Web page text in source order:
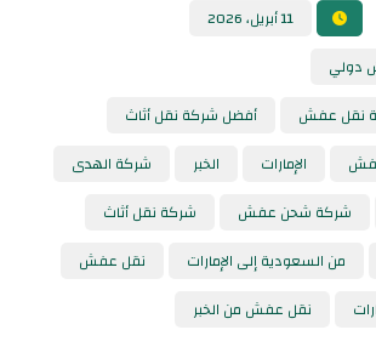
11 أبريل، 2026
دولي
نقل عفش
أفضل شركة نقل أثاث
الإمارات الخبر
شركة الهدى
شركة شحن عفش
شركة نقل أثاث
من السعودية إلى الإمارات
نقل عفش
نقل عفش من الخبر